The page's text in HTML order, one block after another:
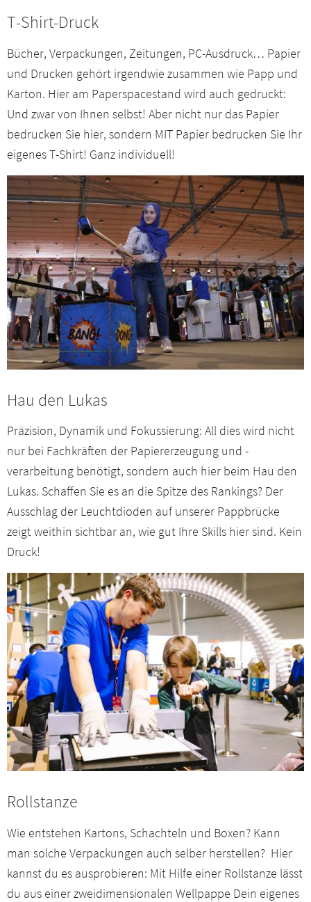
T-Shirt-Druck
Bücher, Verpackungen, Zeitungen, PC-Ausdruck… Papier
und Drucken gehört irgendwie zusammen wie Papp und
Karton. Hier am Paperspacestand wird auch gedruckt:
Und zwar von Ihnen selbst! Aber nicht nur das Papier
bedrucken Sie hier, sondern MIT Papier bedrucken Sie Ihr
eigenes T-Shirt! Ganz individuell!
Hau den Lukas
Präzision, Dynamik und Fokussierung: All dies wird nicht
nur bei Fachkräften der Papiererzeugung und -
verarbeitung benötigt, sondern auch hier beim Hau den
Lukas. Schaffen Sie es an die Spitze des Rankings? Der
Ausschlag der Leuchtdioden auf unserer Pappbrücke
zeigt weithin sichtbar an, wie gut Ihre Skills hier sind. Kein
Druck!
Rollstanze
Wie entstehen Kartons, Schachteln und Boxen? Kann
man solche Verpackungen auch selber herstellen? Hier
kannst du es ausprobieren: Mit Hilfe einer Rollstanze lässt
du aus einer zweidimensionalen Wellpappe Dein eigenes